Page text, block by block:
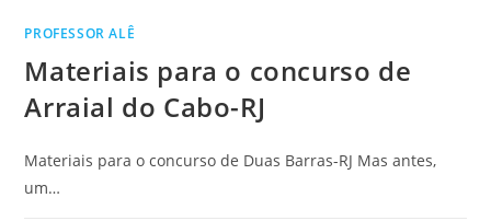
PROFESSOR ALÊ
Materiais para o concurso de
Arraial do Cabo-RJ
Materiais para o concurso de Duas Barras-RJ Mas antes,
um…